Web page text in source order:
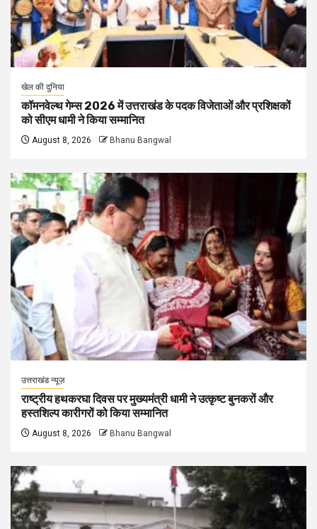
खेल की दुनिया
कॉमनवेल्थ गेम्स 2026 में उत्तराखंड के पदक विजेताओं और प्रशिक्षकों
को सीएम धामी ने किया सम्मानित
August 8, 2026 Bhanu Bangwal
उत्तराखंड न्यूज़
राष्ट्रीय हथकरघा दिवस पर मुख्यमंत्री धामी ने उत्कृष्ट बुनकरों और
हस्तशिल्प कारीगरों को किया सम्मानित
August 8, 2026 Bhanu Bangwal